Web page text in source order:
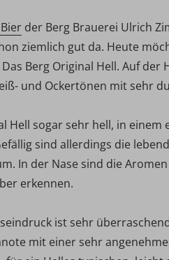
der Berg Brauerei Ulrich
ziemlich gut da. Heute
Berg Original Hell. Auf
und Ockertönen mit sehr
Hell sogar sehr hell, in
sind allerdings die
In der Nase sind die
erkennen.
ist sehr
mit einer sehr